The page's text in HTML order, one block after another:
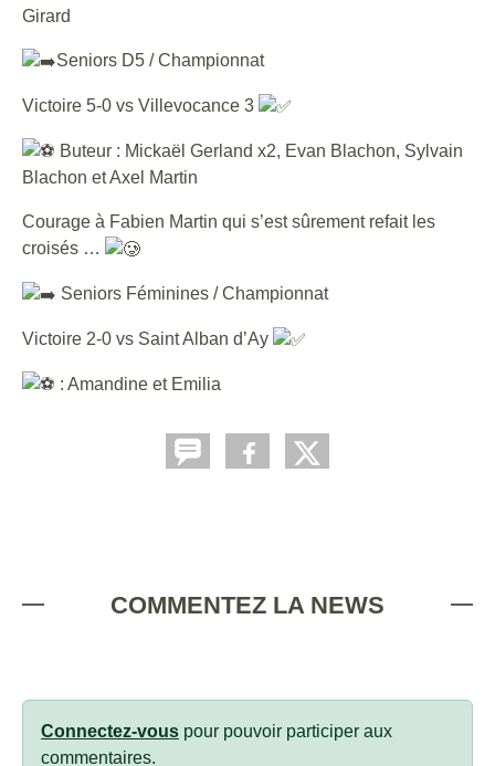
Girard
Seniors D5 / Championnat
Victoire 5-0 vs Villevocance 3
Buteur : Mickaël Gerland x2, Evan Blachon, Sylvain
Blachon et Axel Martin
Courage à Fabien Martin qui s’est sûrement refait les
croisés …
Seniors Féminines / Championnat
Victoire 2-0 vs Saint Alban d’Ay
: Amandine et Emilia
COMMENTEZ LA NEWS
Connectez-vous pour pouvoir participer aux
commentaires.